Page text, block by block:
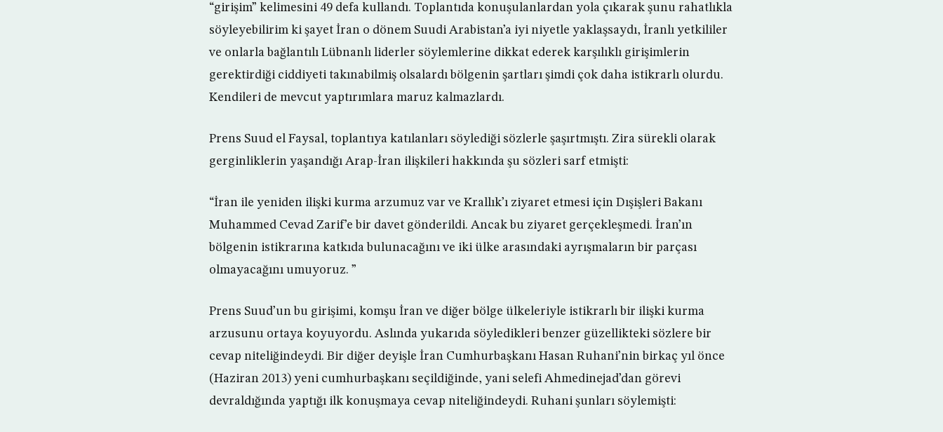
“girişim” kelimesini 49 defa kullandı. Toplantıda konuşulanlardan yola çıkarak şunu rahatlıkla
söyleyebilirim ki şayet İran o dönem Suudi Arabistan’a iyi niyetle yaklaşsaydı, İranlı yetkililer
ve onlarla bağlantılı Lübnanlı liderler söylemlerine dikkat ederek karşılıklı girişimlerin
gerektirdiği ciddiyeti takınabilmiş olsalardı bölgenin şartları şimdi çok daha istikrarlı olurdu.
Kendileri de mevcut yaptırımlara maruz kalmazlardı.
Prens Suud el Faysal, toplantıya katılanları söylediği sözlerle şaşırtmıştı. Zira sürekli olarak
gerginliklerin yaşandığı Arap-İran ilişkileri hakkında şu sözleri sarf etmişti:
“İran ile yeniden ilişki kurma arzumuz var ve Krallık’ı ziyaret etmesi için Dışişleri Bakanı
Muhammed Cevad Zarif’e bir davet gönderildi. Ancak bu ziyaret gerçekleşmedi. İran’ın
bölgenin istikrarına katkıda bulunacağını ve iki ülke arasındaki ayrışmaların bir parçası
olmayacağını umuyoruz. ”
Prens Suud’un bu girişimi, komşu İran ve diğer bölge ülkeleriyle istikrarlı bir ilişki kurma
arzusunu ortaya koyuyordu. Aslında yukarıda söyledikleri benzer güzellikteki sözlere bir
cevap niteliğindeydi. Bir diğer deyişle İran Cumhurbaşkanı Hasan Ruhani’nin birkaç yıl önce
(Haziran 2013) yeni cumhurbaşkanı seçildiğinde, yani selefi Ahmedinejad’dan görevi
devraldığında yaptığı ilk konuşmaya cevap niteliğindeydi. Ruhani şunları söylemişti: